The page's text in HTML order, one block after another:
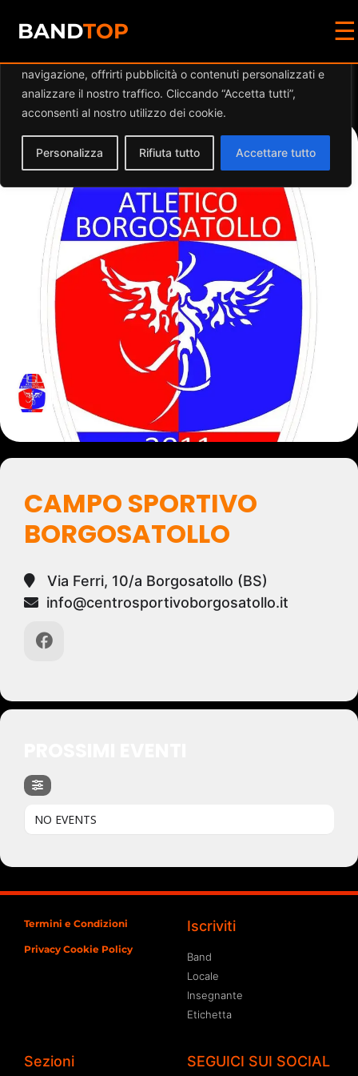
Diamo valore alla tua privacy
navigazione, offrirti pubblicità o contenuti personalizzati e
analizzare il nostro traffico. Cliccando “Accetta tutti”,
acconsenti al nostro utilizzo dei cookie.
Personalizza Rifiuta tutto Accettare tutto
BANDTOP ☰
Events at this location
CAMPO SPORTIVO
BORGOSATOLLO
Via Ferri, 10/a Borgosatollo (BS)
info@centrosportivoborgosatollo.it
NO EVENTS
Termini e Condizioni
Privacy Cookie Policy
Iscriviti
Band
Locale
Insegnante
Etichetta
Sezioni SEGUICI SUI SOCIAL